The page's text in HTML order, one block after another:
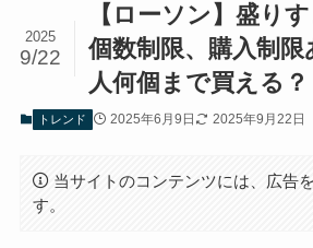
【ローソン】盛り
個数制限、購入制
人何個まで買える？
2025
9/22
トレンド 2025年6月9日 2025年9月22日
当サイトのコンテンツには、広告
す。